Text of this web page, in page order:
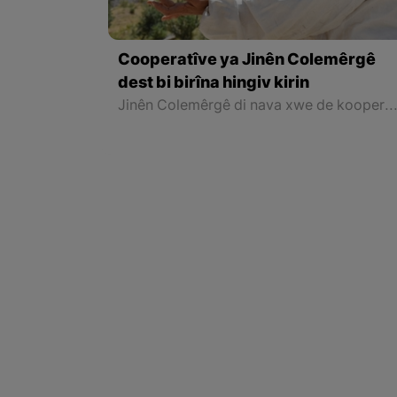
Cooperatîve ya Jinên Colemêrgê
dest bi birîna hingiv kirin
Jinên Colemêrgê di nava xwe de kooperatîf ango Saziya Şirîkbûnê ava kirin û